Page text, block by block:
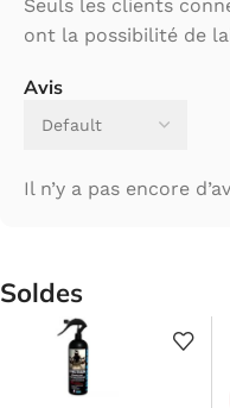
Avis
Il n’y a pas encore
Seuls les clients
ont la possibilité de
Soldes